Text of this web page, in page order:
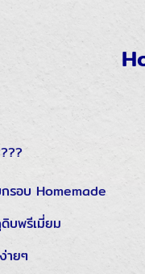
รอบ Homemade
บพรีเมี่ยม
ายๆ